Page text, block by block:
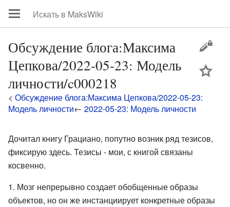
Обсуждение блога:Максима
Цепкова/2022-05-23: Модель
личности/c000218
< Обсуждение блога:Максима Цепкова/2022-05-23:
Модель личности← 2022-05-23: Модель личности
Дочитал книгу Грациано, попутно возник ряд тезисов,
фиксирую здесь. Тезисы - мои, с книгой связаны
косвенно.
Мозг непрерывно создает обобщенные образы
объектов, но он же инстанциирует конкретные образы